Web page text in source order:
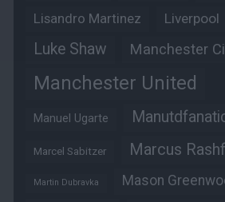
Lisandro Martinez Liverpool
Luke Shaw Manchester
Manchester United
Manuel Ugarte
Marcel Sabitzer Marcus
Martin Dubravka Mason